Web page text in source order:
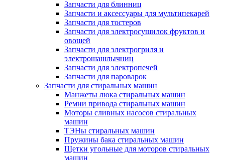
Запчасти для блинниц
Запчасти и аксессуары для мультипекарей
Запчасти для тостеров
Запчасти для электросушилок фруктов и
овощей
Запчасти для электрогриля и
электрошашлычниц
Запчасти для электропечей
Запчасти для пароварок
Запчасти для стиральных машин
Манжеты люка стиральных машин
Ремни привода стиральных машин
Моторы сливных насосов стиральных
машин
ТЭНы стиральных машин
Пружины бака стиральных машин
Щетки угольные для моторов стиральных
машин